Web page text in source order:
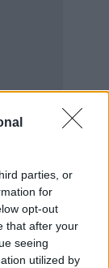
parties, or
for
opt-out
that after your
seeing
utilized by